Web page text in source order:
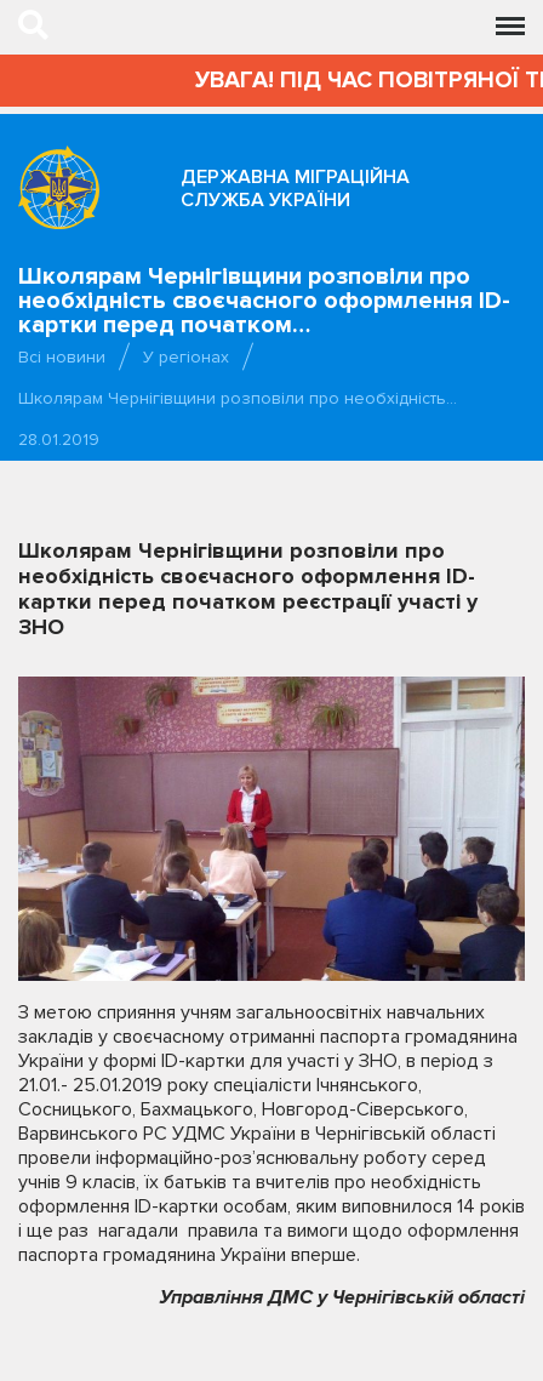
УВАГА! ПІД ЧАС ПОВІТРЯНОЇ
ДЕРЖАВНА МІГРАЦІЙНА
СЛУЖБА УКРАЇНИ
Школярам Чернігівщини розповіли про
необхідність своєчасного оформлення ID-
картки перед початком…
Всі новини
У регіонах
Школярам Чернігівщини розповіли про необхідність…
28.01.2019
Школярам Чернігівщини розповіли про
необхідність своєчасного оформлення ID-
картки перед початком реєстрації участі у
ЗНО
З метою сприяння учням загальноосвітніх навчальних
закладів у своєчасному отриманні паспорта громадянина
України у формі ID-картки для участі у ЗНО, в період з
21.01.- 25.01.2019 року спеціалісти Ічнянського,
Сосницького, Бахмацького, Новгород-Сіверського,
Варвинського РС УДМС України в Чернігівській області
провели інформаційно-роз’яснювальну роботу серед
учнів 9 класів, їх батьків та вчителів про необхідність
оформлення ID-картки особам, яким виповнилося 14 років
і ще раз нагадали правила та вимоги щодо оформлення
паспорта громадянина України вперше.
Управління ДМС у Чернігівській області